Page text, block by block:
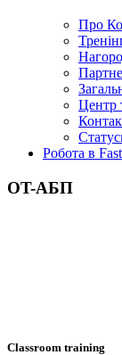
Про
Центр
Робота в
OT-АБП
Classroom training